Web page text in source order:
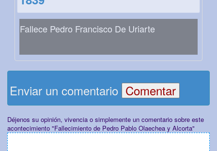
Fallece Pedro Francisco De Uriarte
Enviar un comentario
Déjenos su opinión, vivencia o simplemente un comentario sobre este
acontecimiento "Fallecimiento de Pedro Pablo Olaechea y Alcorta"